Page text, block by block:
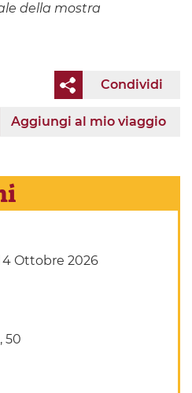
della mostra
Condividi
Aggiungi al mio viaggio
4 Ottobre 2026
50